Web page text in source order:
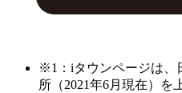
※1：iタウンページは、
所（2021年6月現在）を